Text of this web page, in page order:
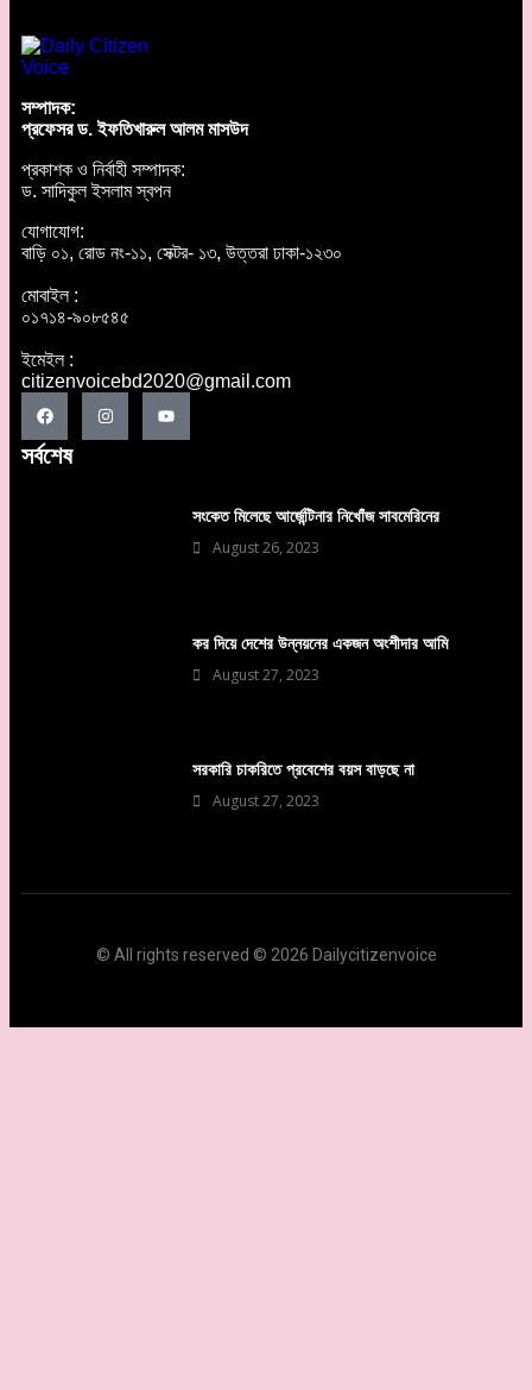
সম্পাদক:
প্রফেসর ড. ইফতিখারুল আলম মাসউদ
প্রকাশক ও নির্বাহী সম্পাদক:
ড. সাদিকুল ইসলাম স্বপন
যোগাযোগ:
বাড়ি ০১, রোড নং-১১, সেক্টর- ১৩, উত্তরা ঢাকা-১২৩০
মোবাইল :
০১৭১৪-৯০৮৫৪৫
ইমেইল :
citizenvoicebd2020@gmail.com
সর্বশেষ
সংকেত মিলেছে আর্জেন্টিনার নিখোঁজ সাবমেরিনের
August 26, 2023
কর দিয়ে দেশের উন্নয়নের একজন অংশীদার আমি
August 27, 2023
সরকারি চাকরিতে প্রবেশের বয়স বাড়ছে না
August 27, 2023
© All rights reserved © 2026 Dailycitizenvoice